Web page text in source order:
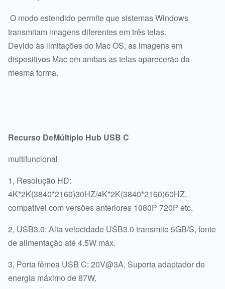
O modo estendido permite que sistemas Windows
transmitam imagens diferentes em três telas.
Devido às limitações do Mac OS, as imagens em
dispositivos Mac em ambas as telas aparecerão da
mesma forma.
Recurso DeMúltiplo Hub USB C
multifuncional
1, Resolução HD:
4K*2K(3840*2160)30HZ/4K*2K(3840*2160)60HZ,
compatível com versões anteriores 1080P 720P etc.
2, USB3.0: Alta velocidade USB3.0 transmite 5GB/S, fonte
de alimentação até 4.5W máx.
3, Porta fêmea USB C: 20V@3A, Suporta adaptador de
energia máximo de 87W,